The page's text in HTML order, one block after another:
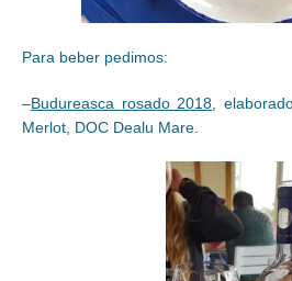
Para beber pedimos:
–Budureasca rosado 2018,
Merlot, DOC Dealu Mare.